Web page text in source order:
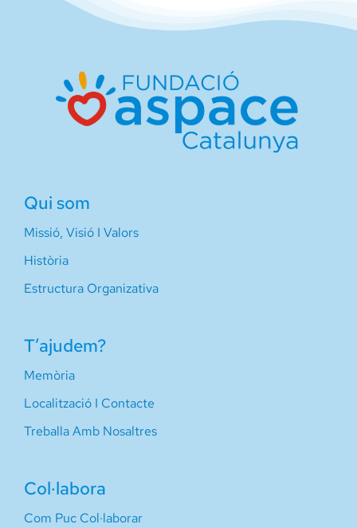
Qui som
Missió, Visió I Valors
Història
Estructura Organizativa
T’ajudem?
Memòria
Localització I Contacte
Treballa Amb Nosaltres
Col·labora
Com Puc Col·laborar